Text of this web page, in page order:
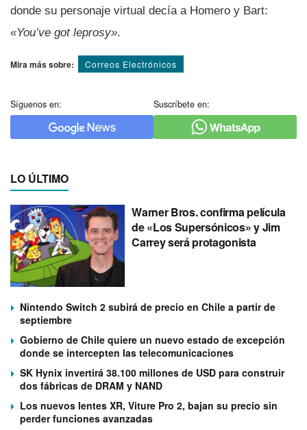
donde su personaje virtual decía a Homero y Bart:
«You’ve got leprosy».
Mira más sobre: Correos Electrónicos
Síguenos en: Suscríbete en:
LO ÚLTIMO
Warner Bros. confirma película
de «Los Supersónicos» y Jim
Carrey será protagonista
Nintendo Switch 2 subirá de precio en Chile a partir de
septiembre
Gobierno de Chile quiere un nuevo estado de excepción
donde se intercepten las telecomunicaciones
SK Hynix invertirá 38.100 millones de USD para construir
dos fábricas de DRAM y NAND
Los nuevos lentes XR, Viture Pro 2, bajan su precio sin
perder funciones avanzadas